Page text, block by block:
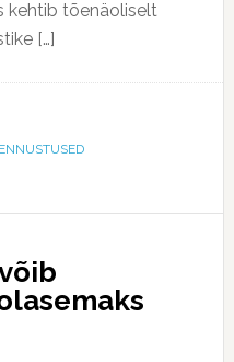
kehtib tõenäoliselt
[…]